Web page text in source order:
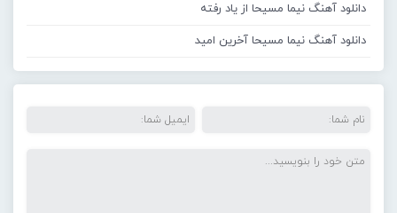
دانلود آهنگ نیما مسیحا از یاد رفته
دانلود آهنگ نیما مسیحا آخرین امید